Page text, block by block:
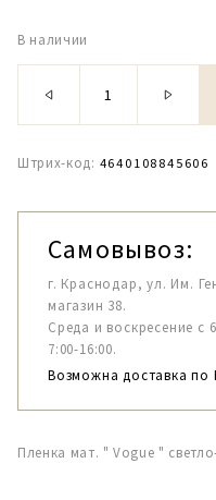
В наличии
Штрих-код: 4640108845606
Самовывоз:
г. Краснодар, ул. Им.
магазин 38.
Среда и воскресение с
7:00-16:00.
Возможна доставка по
Пленка мат. " Vogue "